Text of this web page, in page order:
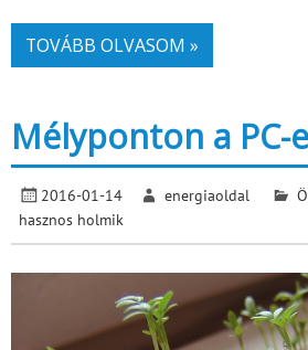
TOVÁBB OLVASOM »
Mélyponton a PC-
2016-01-14 energiaoldal
hasznos holmik